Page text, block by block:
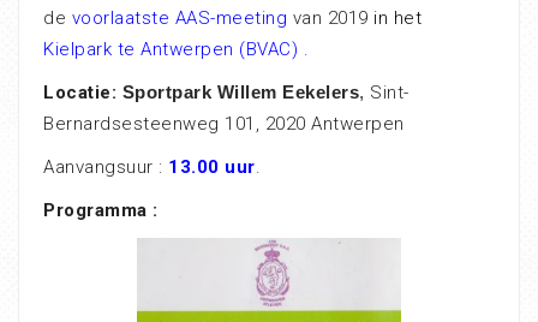
de voorlaatste AAS-meeting van 2019 in het
Kielpark te Antwerpen (BVAC) .
Locatie: Sportpark Willem Eekelers, Sint-
Bernardsesteenweg 101, 2020 Antwerpen
Aanvangsuur : 13.00 uur.
Programma :